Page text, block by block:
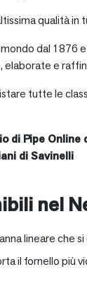
qualità in
dal
elaborate e
tutte le
di Pipe Online
di Savinelli
nel
lineare che
il fornello più